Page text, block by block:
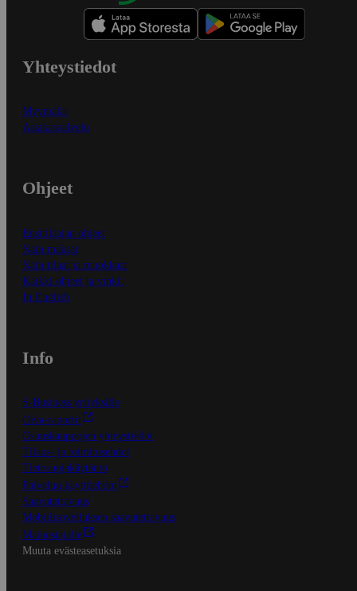
Yhteystiedot
Myymälät
Asiakaspalvelu
Ohjeet
Ensitilaajan ohjeet
Näin maksat
Näin tilaat ja muokkaat
Kaikki ohjeet ja vinkit
In English
Info
S-Business yrityksille
Oiva-raportit
Osuuskauppojen yhteystiedot
Tilaus- ja toimitusehdot
Tietosuojakäytäntö
Palvelun käyttöehdot
Saavutettavuus
Mobiilisovelluksen saavutettavuus
Mainostajalle
Muuta evästeasetuksia